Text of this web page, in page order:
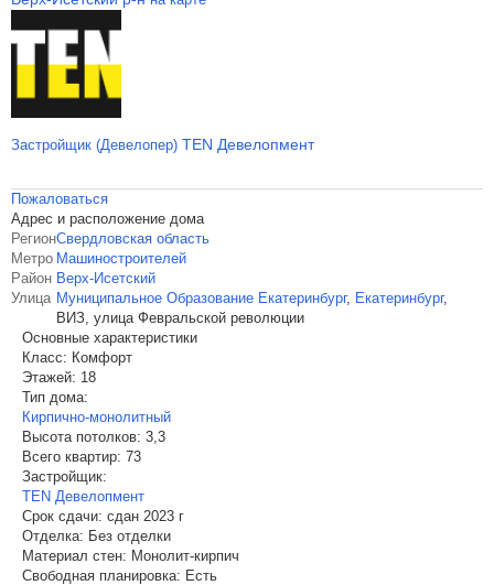
Застройщик (Девелопер) TEN Девелопмент
Пожаловаться
Адрес и расположение дома
РегионСвердловская область
Метро Машиностроителей
Район Верх-Исетский
Улица Муниципальное Образование Екатеринбург, Екатеринбург,
ВИЗ, улица Февральской революции
Основные характеристики
Класс: Комфорт
Этажей: 18
Тип дома:
Кирпично-монолитный
Высота потолков: 3,3
Всего квартир: 73
Застройщик:
TEN Девелопмент
Срок сдачи: сдан 2023 г
Отделка: Без отделки
Материал стен: Монолит-кирпич
Свободная планировка: Есть